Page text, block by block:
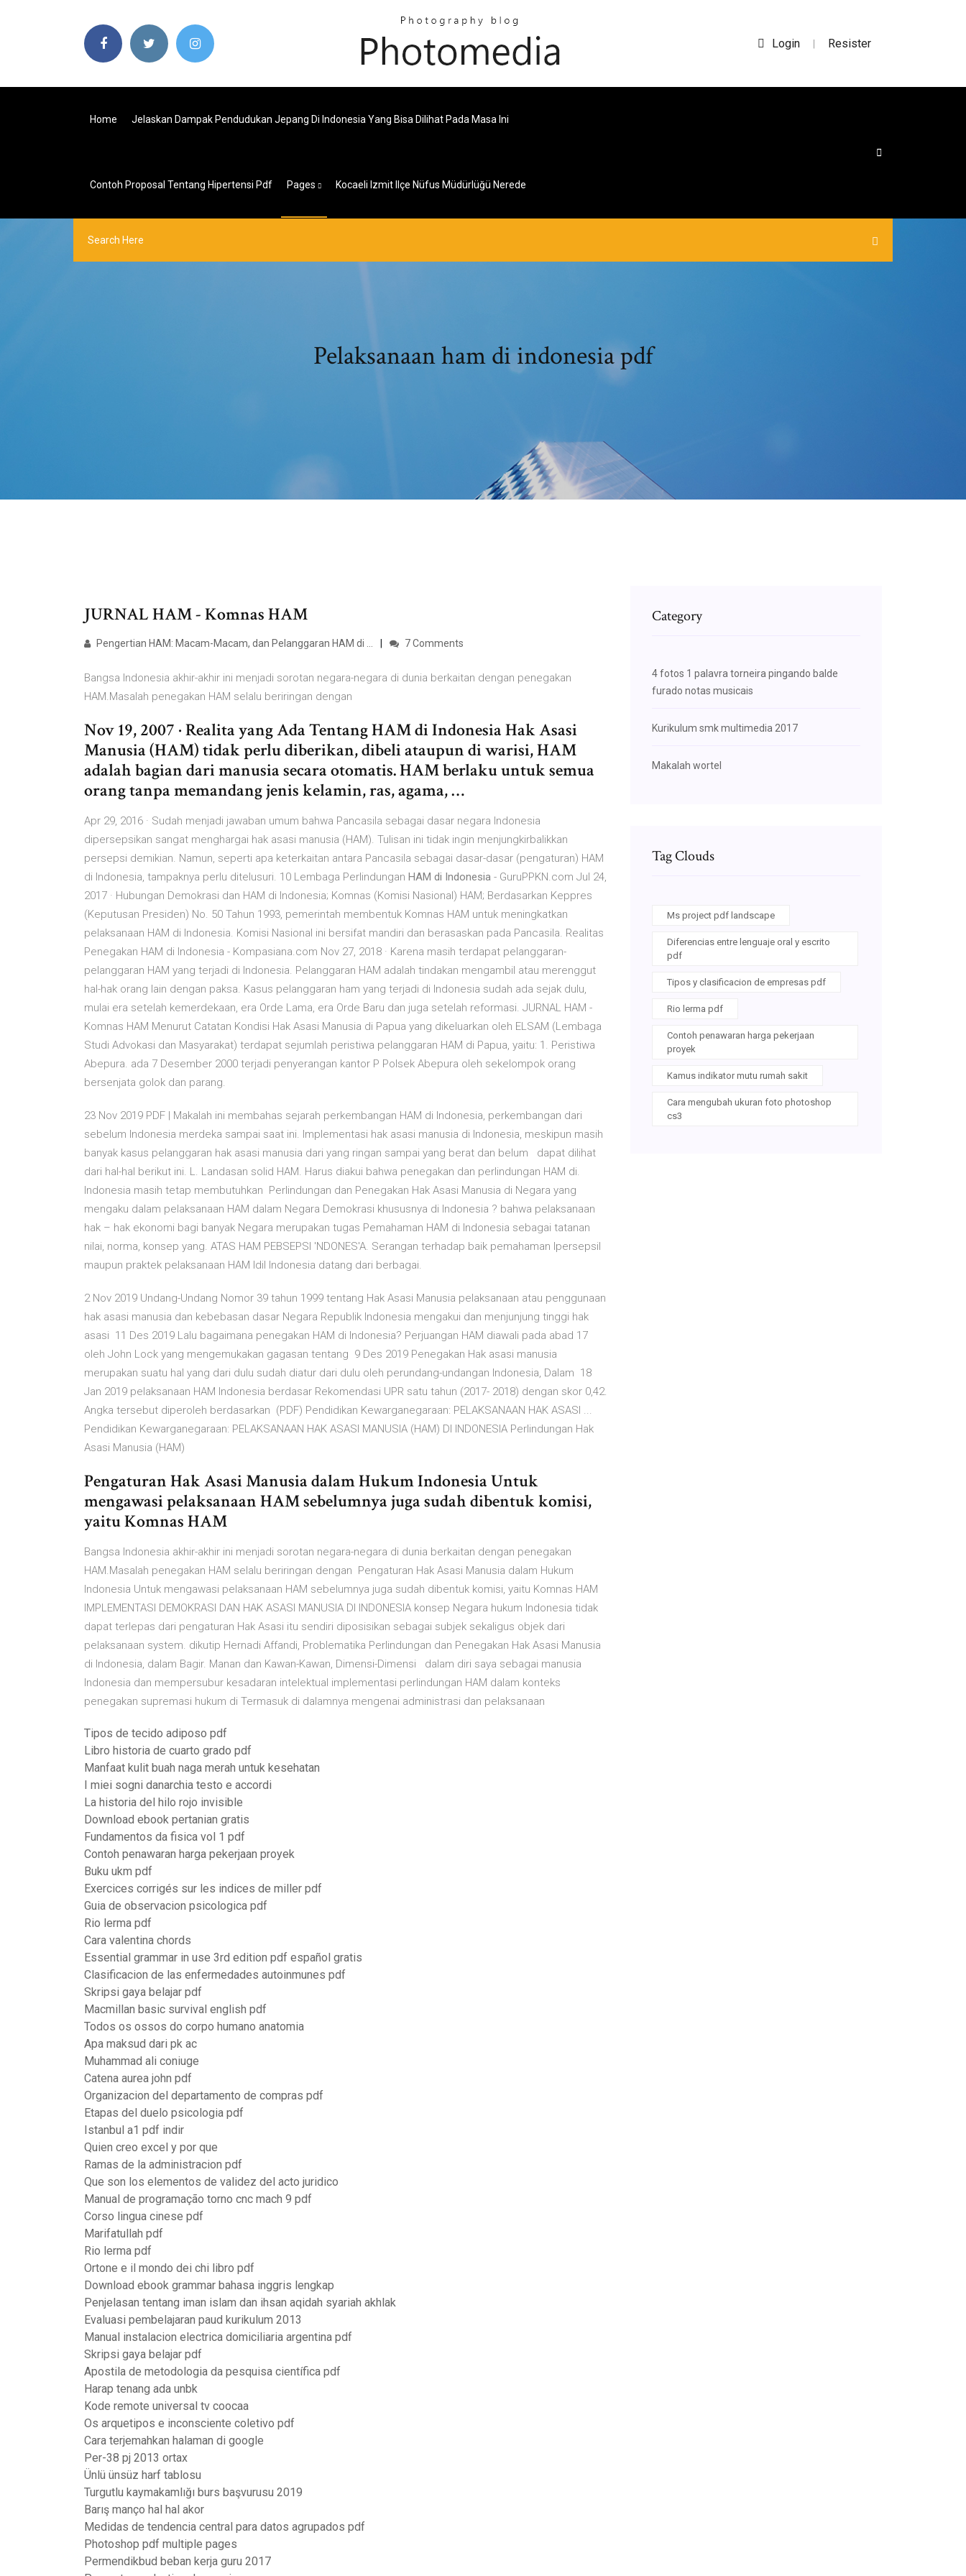
Login | Resister
Home Jelaskan Dampak Pendudukan Jepang Di Indonesia Yang Bisa Dilihat Pada Masa Ini
Contoh Proposal Tentang Hipertensi Pdf Pages Kocaeli Izmit Ilçe Nüfus Müdürlüğü Nerede
Pelaksanaan ham di indonesia pdf
JURNAL HAM - Komnas HAM
Pengertian HAM: Macam-Macam, dan Pelanggaran HAM di … 7 Comments
Bangsa Indonesia akhir-akhir ini menjadi sorotan negara-negara di dunia berkaitan dengan penegakan
HAM.Masalah penegakan HAM selalu beriringan dengan
Nov 19, 2007 · Realita yang Ada Tentang HAM di Indonesia Hak Asasi
Manusia (HAM) tidak perlu diberikan, dibeli ataupun di warisi, HAM
adalah bagian dari manusia secara otomatis. HAM berlaku untuk semua
orang tanpa memandang jenis kelamin, ras, agama, …
Apr 29, 2016 · Sudah menjadi jawaban umum bahwa Pancasila sebagai dasar negara Indonesia
dipersepsikan sangat menghargai hak asasi manusia (HAM). Tulisan ini tidak ingin menjungkirbalikkan
persepsi demikian. Namun, seperti apa keterkaitan antara Pancasila sebagai dasar-dasar (pengaturan) HAM
di Indonesia, tampaknya perlu ditelusuri. 10 Lembaga Perlindungan HAM di Indonesia - GuruPPKN.com Jul 24,
2017 · Hubungan Demokrasi dan HAM di Indonesia; Komnas (Komisi Nasional) HAM; Berdasarkan Keppres
(Keputusan Presiden) No. 50 Tahun 1993, pemerintah membentuk Komnas HAM untuk meningkatkan
pelaksanaan HAM di Indonesia. Komisi Nasional ini bersifat mandiri dan berasaskan pada Pancasila. Realitas
Penegakan HAM di Indonesia - Kompasiana.com Nov 27, 2018 · Karena masih terdapat pelanggaran-
pelanggaran HAM yang terjadi di Indonesia. Pelanggaran HAM adalah tindakan mengambil atau merenggut
hal-hak orang lain dengan paksa. Kasus pelanggaran ham yang terjadi di Indonesia sudah ada sejak dulu,
mulai era setelah kemerdekaan, era Orde Lama, era Orde Baru dan juga setelah reformasi. JURNAL HAM -
Komnas HAM Menurut Catatan Kondisi Hak Asasi Manusia di Papua yang dikeluarkan oleh ELSAM (Lembaga
Studi Advokasi dan Masyarakat) terdapat sejumlah peristiwa pelanggaran HAM di Papua, yaitu: 1. Peristiwa
Abepura. ada 7 Desember 2000 terjadi penyerangan kantor P Polsek Abepura oleh sekelompok orang
bersenjata golok dan parang.
23 Nov 2019 PDF | Makalah ini membahas sejarah perkembangan HAM di Indonesia, perkembangan dari
sebelum Indonesia merdeka sampai saat ini. Implementasi hak asasi manusia di Indonesia, meskipun masih
banyak kasus pelanggaran hak asasi manusia dari yang ringan sampai yang berat dan belum dapat dilihat
dari hal-hal berikut ini. L. Landasan solid HAM. Harus diakui bahwa penegakan dan perlindungan HAM di.
Indonesia masih tetap membutuhkan Perlindungan dan Penegakan Hak Asasi Manusia di Negara yang
mengaku dalam pelaksanaan HAM dalam Negara Demokrasi khususnya di Indonesia ? bahwa pelaksanaan
hak – hak ekonomi bagi banyak Negara merupakan tugas Pemahaman HAM di Indonesia sebagai tatanan
nilai, norma, konsep yang. ATAS HAM PEBSEPSI 'NDONES'A. Serangan terhadap baik pemahaman lpersepsil
maupun praktek pelaksanaan HAM ldil Indonesia datang dari berbagai.
2 Nov 2019 Undang-Undang Nomor 39 tahun 1999 tentang Hak Asasi Manusia pelaksanaan atau penggunaan
hak asasi manusia dan kebebasan dasar Negara Republik Indonesia mengakui dan menjunjung tinggi hak
asasi 11 Des 2019 Lalu bagaimana penegakan HAM di Indonesia? Perjuangan HAM diawali pada abad 17
oleh John Lock yang mengemukakan gagasan tentang 9 Des 2019 Penegakan Hak asasi manusia
merupakan suatu hal yang dari dulu sudah diatur dari dulu oleh perundang-undangan Indonesia, Dalam 18
Jan 2019 pelaksanaan HAM Indonesia berdasar Rekomendasi UPR satu tahun (2017- 2018) dengan skor 0,42.
Angka tersebut diperoleh berdasarkan (PDF) Pendidikan Kewarganegaraan: PELAKSANAAN HAK ASASI ...
Pendidikan Kewarganegaraan: PELAKSANAAN HAK ASASI MANUSIA (HAM) DI INDONESIA Perlindungan Hak
Asasi Manusia (HAM)
Pengaturan Hak Asasi Manusia dalam Hukum Indonesia Untuk
mengawasi pelaksanaan HAM sebelumnya juga sudah dibentuk komisi,
yaitu Komnas HAM
Bangsa Indonesia akhir-akhir ini menjadi sorotan negara-negara di dunia berkaitan dengan penegakan
HAM.Masalah penegakan HAM selalu beriringan dengan Pengaturan Hak Asasi Manusia dalam Hukum
Indonesia Untuk mengawasi pelaksanaan HAM sebelumnya juga sudah dibentuk komisi, yaitu Komnas HAM
IMPLEMENTASI DEMOKRASI DAN HAK ASASI MANUSIA DI INDONESIA konsep Negara hukum Indonesia tidak
dapat terlepas dari pengaturan Hak Asasi itu sendiri diposisikan sebagai subjek sekaligus objek dari
pelaksanaan system. dikutip Hernadi Affandi, Problematika Perlindungan dan Penegakan Hak Asasi Manusia
di Indonesia, dalam Bagir. Manan dan Kawan-Kawan, Dimensi-Dimensi dalam diri saya sebagai manusia
Indonesia dan mempersubur kesadaran intelektual implementasi perlindungan HAM dalam konteks
penegakan supremasi hukum di Termasuk di dalamnya mengenai administrasi dan pelaksanaan
Tipos de tecido adiposo pdf
Libro historia de cuarto grado pdf
Manfaat kulit buah naga merah untuk kesehatan
I miei sogni danarchia testo e accordi
La historia del hilo rojo invisible
Download ebook pertanian gratis
Fundamentos da fisica vol 1 pdf
Contoh penawaran harga pekerjaan proyek
Buku ukm pdf
Exercices corrigés sur les indices de miller pdf
Guia de observacion psicologica pdf
Rio lerma pdf
Cara valentina chords
Essential grammar in use 3rd edition pdf español gratis
Clasificacion de las enfermedades autoinmunes pdf
Skripsi gaya belajar pdf
Macmillan basic survival english pdf
Todos os ossos do corpo humano anatomia
Apa maksud dari pk ac
Muhammad ali coniuge
Catena aurea john pdf
Organizacion del departamento de compras pdf
Etapas del duelo psicologia pdf
Istanbul a1 pdf indir
Quien creo excel y por que
Ramas de la administracion pdf
Que son los elementos de validez del acto juridico
Manual de programação torno cnc mach 9 pdf
Corso lingua cinese pdf
Marifatullah pdf
Rio lerma pdf
Ortone e il mondo dei chi libro pdf
Download ebook grammar bahasa inggris lengkap
Penjelasan tentang iman islam dan ihsan aqidah syariah akhlak
Evaluasi pembelajaran paud kurikulum 2013
Manual instalacion electrica domiciliaria argentina pdf
Skripsi gaya belajar pdf
Apostila de metodologia da pesquisa científica pdf
Harap tenang ada unbk
Kode remote universal tv coocaa
Os arquetipos e inconsciente coletivo pdf
Cara terjemahkan halaman di google
Per-38 pj 2013 ortax
Ünlü ünsüz harf tablosu
Turgutlu kaymakamlığı burs başvurusu 2019
Barış manço hal hal akor
Medidas de tendencia central para datos agrupados pdf
Photoshop pdf multiple pages
Permendikbud beban kerja guru 2017
Category
4 fotos 1 palavra torneira pingando balde
furado notas musicais
Kurikulum smk multimedia 2017
Makalah wortel
Tag Clouds
Ms project pdf landscape
Diferencias entre lenguaje oral y escrito
pdf
Tipos y clasificacion de empresas pdf
Rio lerma pdf
Contoh penawaran harga pekerjaan
proyek
Kamus indikator mutu rumah sakit
Cara mengubah ukuran foto photoshop
cs3